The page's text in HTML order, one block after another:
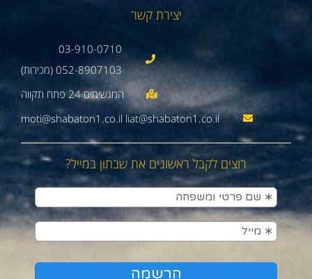
יצירת קשר
03-910-0710
052-8907103 (מכירות)
moti@shabaton1.co.il liat@shabaton1.co.il
רוצים לקבל ראשונים את שבתון במייל?